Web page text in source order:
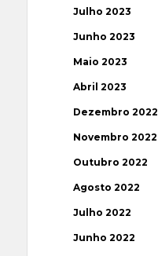
Julho 2023
Junho 2023
Maio 2023
Abril 2023
Dezembro 2022
Novembro 2022
Outubro 2022
Agosto 2022
Julho 2022
Junho 2022